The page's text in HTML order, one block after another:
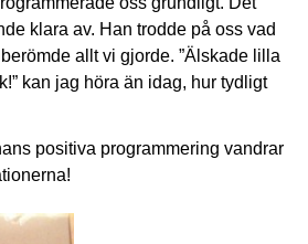
klara av. Han trodde på oss vad
allt vi gjorde. ”Älskade lilla
kan jag höra än idag, hur tydligt
positiva programmering vandrar